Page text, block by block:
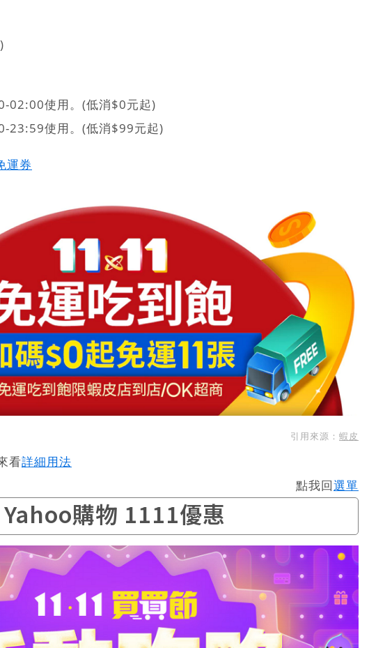
02:00使用。(低消$0元起)
23:59使用。(低消$99元起)
運券
引用來源： 蝦皮
看詳細用法
點我回選單
Yahoo購物 1111優惠